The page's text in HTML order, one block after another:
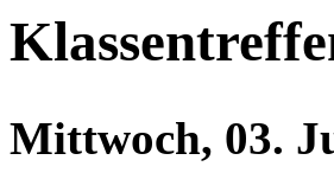
Mittwoch, 03.